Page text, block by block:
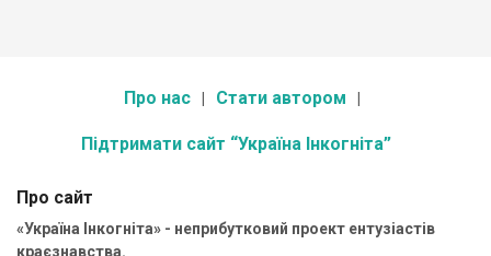
Про нас Стати автором
Підтримати сайт “Україна Інкогніта”
Про сайт
«Україна Інкогніта» - неприбутковий проект ентузіастів
краєзнавства.